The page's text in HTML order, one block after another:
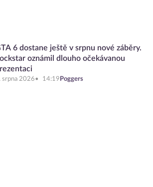
6 dostane ještě v srpnu nové záběry.
oznámil dlouho očekávanou
srpna 2026 14:19 Poggers